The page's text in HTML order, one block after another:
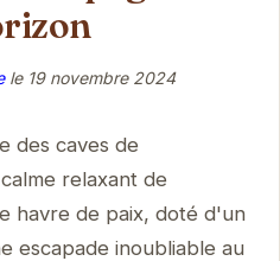
le 19 novembre 2024
des caves de
relaxant de
havre de paix, doté d'un
escapade inoubliable au